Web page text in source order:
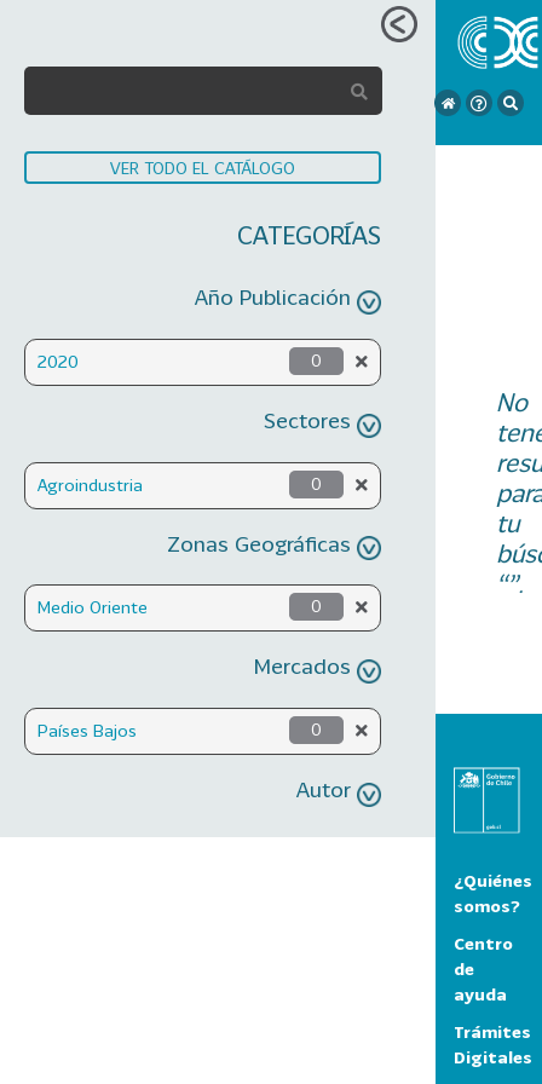
VER TODO EL CATÁLOGO
CATEGORÍAS
Año Publicación
2020 0
Sectores
Agroindustria 0
Zonas Geográficas
Medio Oriente 0
Mercados
Países Bajos 0
Autor
No
tu
“”.
¿Quiénes
somos?
Centro
de
ayuda
Trámites
Digitales